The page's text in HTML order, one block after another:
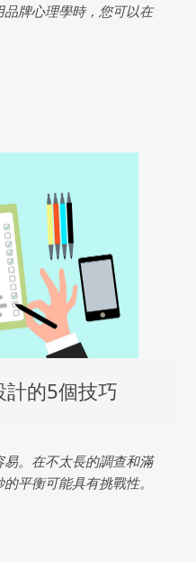
牌心理學時，您可以在
的5個技巧
。在不太長的調查和滿
平衡可能具有挑戰性。